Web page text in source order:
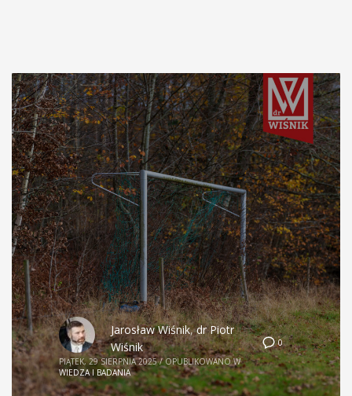
0
Jarosław Wiśnik,dr Piotr
Wiśnik
PIĄTEK, 29 SIERPNIA 2025 / OPUBLIKOWANO W
WIEDZA I BADANIA